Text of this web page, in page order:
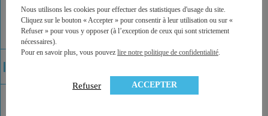
Assurance vie et PER : les offres de bienvenue
Nous utilisons les cookies pour effectuer des statistiques d'usage du site.
Cliquez sur le bouton « Accepter » pour consentir à leur utilisation ou sur «
Refuser » pour vous y opposer (à l’exception de ceux qui sont strictement
nécessaires).
Pour en savoir plus, vous pouvez lire notre politique de confidentialité.
Refuser ACCEPTER